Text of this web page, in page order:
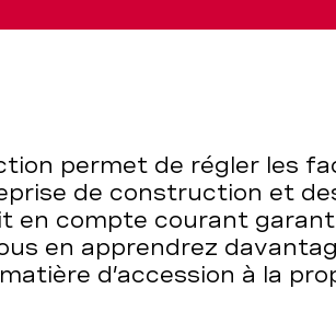
permet de régler les
de construction et
en compte courant
en apprendrez
d’accession à la